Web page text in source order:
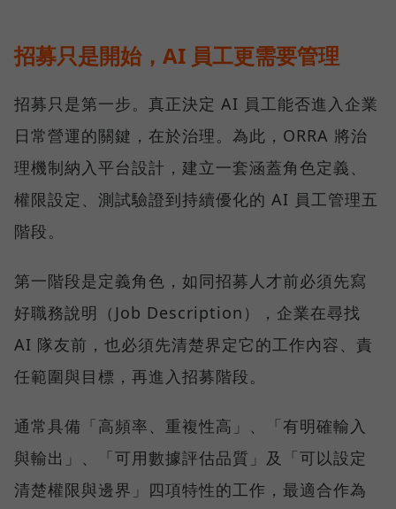
招募只是開始，AI 員工更需要管理
招募只是第一步。真正決定 AI 員工能否進入企業
日常營運的關鍵，在於治理。為此，ORRA 將治
理機制納入平台設計，建立一套涵蓋角色定義、
權限設定、測試驗證到持續優化的 AI 員工管理五
階段。
第一階段是定義角色，如同招募人才前必須先寫
好職務說明（Job Description），企業在尋找
AI 隊友前，也必須先清楚界定它的工作內容、責
任範圍與目標，再進入招募階段。
通常具備「高頻率、重複性高」、「有明確輸入
與輸出」、「可用數據評估品質」及「可以設定
清楚權限與邊界」四項特性的工作，最適合作為